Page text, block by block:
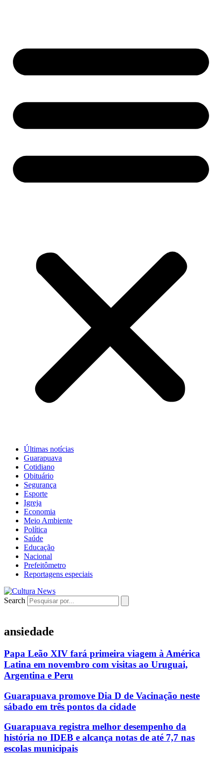
Últimas notícias
Guarapuava
Cotidiano
Obituário
Segurança
Esporte
Igreja
Economia
Meio Ambiente
Política
Saúde
Educação
Nacional
Prefeitômetro
Reportagens especiais
Search
ansiedade
Papa Leão XIV fará primeira viagem à América
Latina em novembro com visitas ao Uruguai,
Argentina e Peru
Guarapuava promove Dia D de Vacinação neste
sábado em três pontos da cidade
Guarapuava registra melhor desempenho da
história no IDEB e alcança notas de até 7,7 nas
escolas municipais